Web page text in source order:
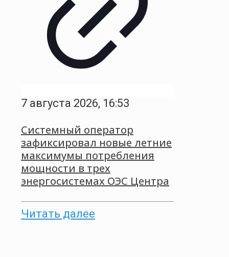
7 августа 2026, 16:53
Системный оператор
зафиксировал новые летние
максимумы потребления
мощности в трех
энергосистемах ОЭС Центра
Читать далее